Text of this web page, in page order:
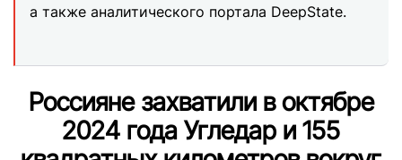
а также аналитического портала DeepState.
Россияне захватили в октябре
2024 года Угледар и 155